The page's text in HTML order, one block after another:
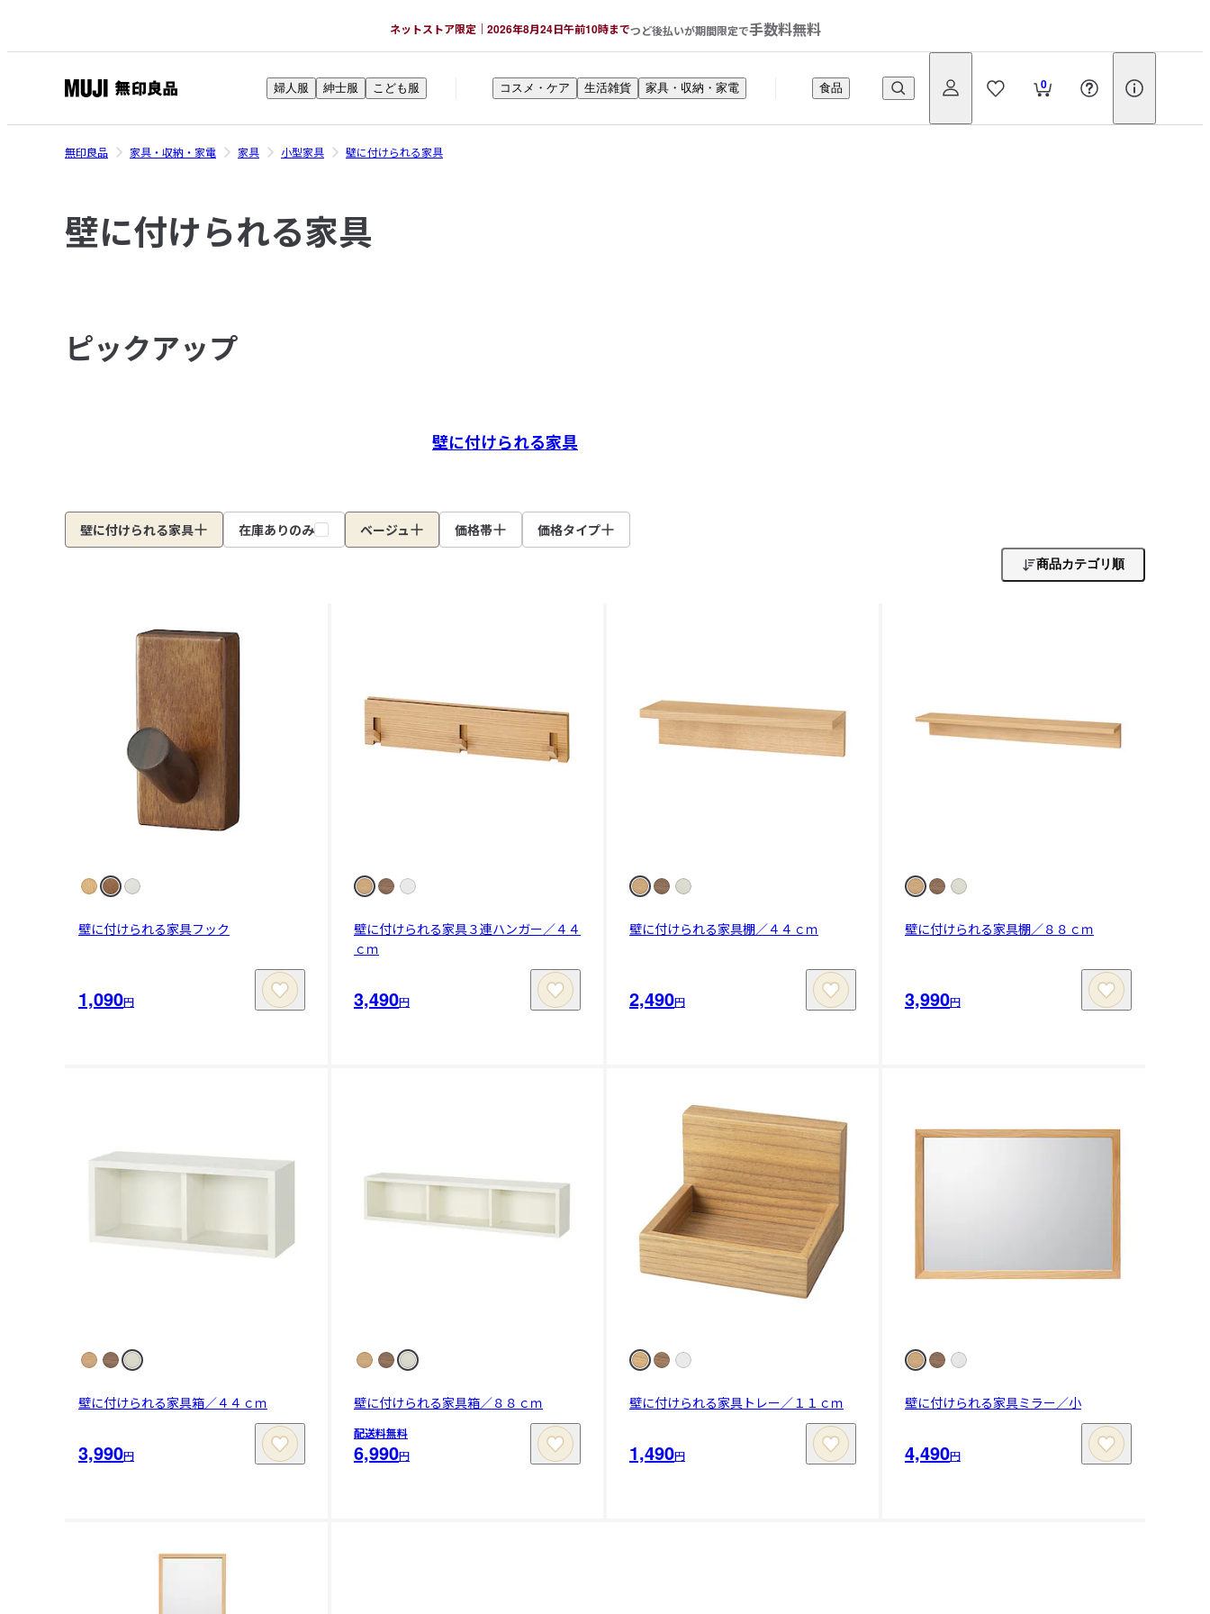
ネットストア限定｜2026年8月24日午前10時までつど後払いが期間限定で手数料無料
印
良
ッ
ト
0
婦人服 紳士服 こども服 コスメ・ケア 生活雑貨 家具・収納・家電 食品
無印良品 家具・収納・家電 家具 小型家具 壁に付けられる家具
壁に付けられる家具
ピックアップ
壁に付けられる家具
壁に付けられる家具 在庫ありのみ ベージュ 価格帯 価格タイプ
商品カテゴリ順
壁に付けられる家具フック
1,090円
壁に付けられる家具３連ハンガー／４４
ｃｍ
3,490円
壁に付けられる家具棚／４４ｃｍ
2,490円
壁に付けられる家具棚／８８ｃｍ
3,990円
壁に付けられる家具箱／４４ｃｍ
3,990円
壁に付けられる家具箱／８８ｃｍ
配送料無料
6,990円
壁に付けられる家具トレー／１１ｃｍ
1,490円
壁に付けられる家具ミラー／小
4,490円